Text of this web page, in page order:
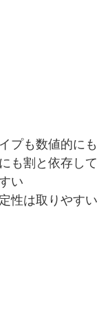
プも数値的にも
も割と依存して
い
性は取りやすい